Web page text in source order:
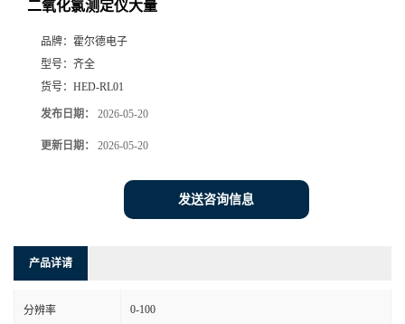
二氧化氯测定仪大量
品牌： 霍尔德电子
型号： 齐全
货号： HED-RL01
发布日期： 2026-05-20
更新日期： 2026-05-20
发送咨询信息
产品详请
分辨率 0-100